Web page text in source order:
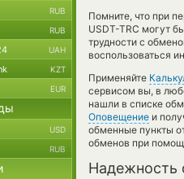
Помните, что при
USDT-TRC могут
трудности с
воспользоваться
Применяйте
сервисом вы, в
нашли в списке
Оповещение и
обменные пункты
обменов при
Надежность
RUB
RUB
UAH
KZT
EUR
USD
RUB